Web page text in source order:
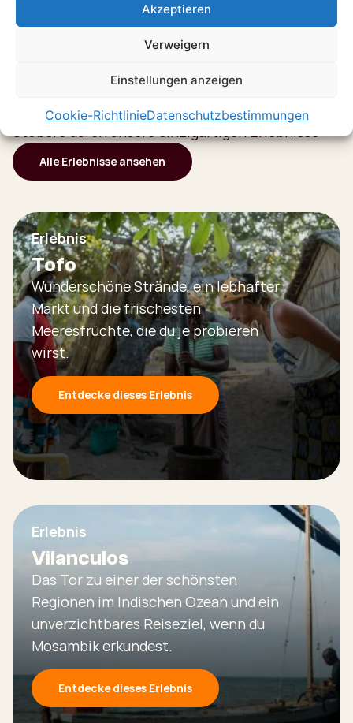
Akzeptieren
Verweigern
Einstellungen anzeigen
Cookie-RichtlinieDatenschutzbestimmungen
Entdecke mehr in
Mosambik
Stöbere durch unsere einzigartigen Erlebnisse
Alle Erlebnisse ansehen
Erlebnis
Tofo
Wunderschöne Strände, ein lebhafter
Markt und die frischesten
Meeresfrüchte, die du je probieren
wirst.
Entdecke dieses Erlebnis
Erlebnis
Vilanculos
Das Tor zu einer der schönsten
Regionen im Indischen Ozean und ein
unverzichtbares Reiseziel, wenn du
Mosambik erkundest.
Entdecke dieses Erlebnis